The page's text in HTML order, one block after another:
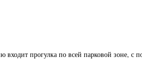
входит прогулка по всей парковой зоне, с